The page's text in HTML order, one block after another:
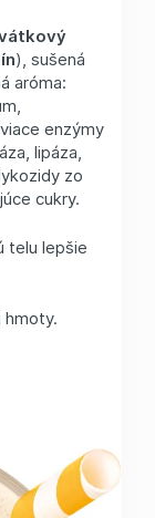
), sušená
aróma:
enzýmy
lipáza,
zo
cukry.
telu lepšie
hmoty.